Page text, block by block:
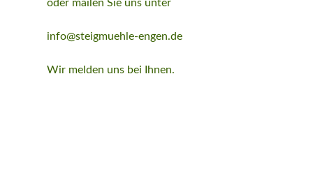
oder mailen Sie uns unter
info@steigmuehle-engen.de
Wir melden uns bei Ihnen.